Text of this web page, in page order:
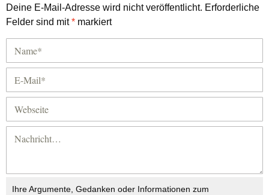
Deine E-Mail-Adresse wird nicht veröffentlicht. Erforderliche
Felder sind mit* markiert
Ihre Argumente, Gedanken oder Informationen zum